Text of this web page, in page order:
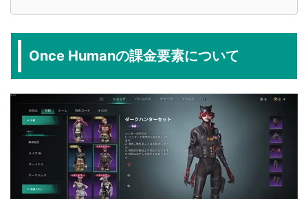
Once Humanの課金要素について